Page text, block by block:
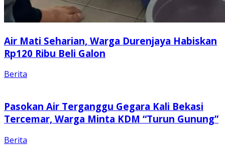
Air Mati Seharian, Warga Durenjaya Habiskan
Rp120 Ribu Beli Galon
Berita
Pasokan Air Terganggu Gegara Kali Bekasi
Tercemar, Warga Minta KDM “Turun Gunung”
Berita